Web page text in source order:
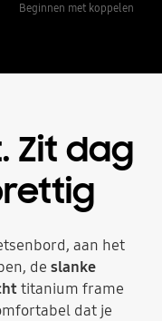
Beginnen met koppelen
Zit dag
aan het
de slanke
titanium frame
dat je